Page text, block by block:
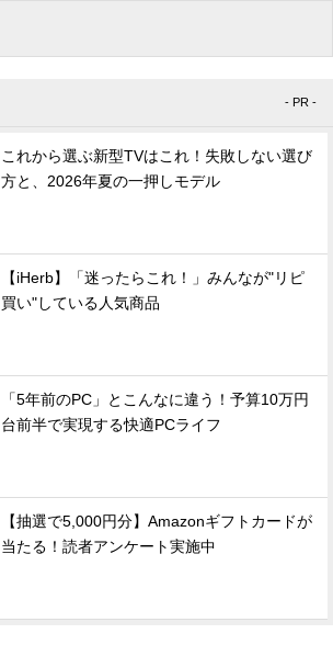
- PR -
これから選ぶ新型TVはこれ！失敗しない選び
方と、2026年夏の一押しモデル
【iHerb】「迷ったらこれ！」みんなが"リピ
買い"している人気商品
「5年前のPC」とこんなに違う！予算10万円
台前半で実現する快適PCライフ
【抽選で5,000円分】Amazonギフトカードが
当たる！読者アンケート実施中